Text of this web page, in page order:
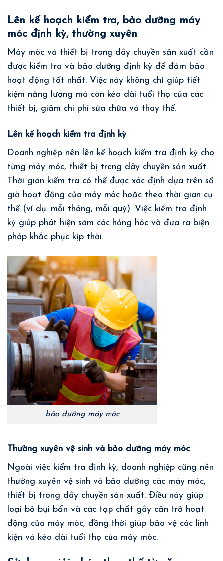
Lên kế hoạch kiểm tra, bảo dưỡng máy
móc định kỳ, thường xuyên
Máy móc và thiết bị trong dây chuyền sản xuất cần
được kiểm tra và bảo dưỡng định kỳ để đảm bảo
hoạt động tốt nhất. Việc này không chỉ giúp tiết
kiệm năng lượng mà còn kéo dài tuổi thọ của các
thiết bị, giảm chi phí sửa chữa và thay thế.
Lên kế hoạch kiểm tra định kỳ
Doanh nghiệp nên lên kế hoạch kiểm tra định kỳ cho
từng máy móc, thiết bị trong dây chuyền sản xuất.
Thời gian kiểm tra có thể được xác định dựa trên số
giờ hoạt động của máy móc hoặc theo thời gian cụ
thể (ví dụ: mỗi tháng, mỗi quý). Việc kiểm tra định
kỳ giúp phát hiện sớm các hỏng hóc và đưa ra biện
pháp khắc phục kịp thời.
bảo dưỡng máy móc
Thường xuyên vệ sinh và bảo dưỡng máy móc
Ngoài việc kiểm tra định kỳ, doanh nghiệp cũng nên
thường xuyên vệ sinh và bảo dưỡng các máy móc,
thiết bị trong dây chuyền sản xuất. Điều này giúp
loại bỏ bụi bẩn và các tạp chất gây cản trở hoạt
động của máy móc, đồng thời giúp bảo vệ các linh
kiện và kéo dài tuổi thọ của máy móc.